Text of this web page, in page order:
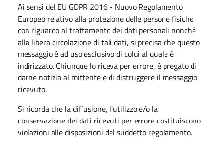
Ai sensi del EU GDPR 2016 - Nuovo Regolamento
Europeo relativo alla protezione delle persone fisiche
con riguardo al trattamento dei dati personali nonché
alla libera circolazione di tali dati, si precisa che questo
messaggio è ad uso esclusivo di colui al quale è
indirizzato. Chiunque lo riceva per errore, è pregato di
darne notizia al mittente e di distruggere il messaggio
ricevuto.
Si ricorda che la diffusione, l'utilizzo e/o la
conservazione dei dati ricevuti per errore costituiscono
violazioni alle disposizioni del suddetto regolamento.